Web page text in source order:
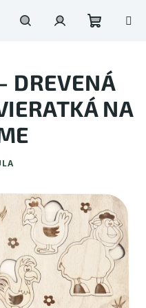
košík
NA